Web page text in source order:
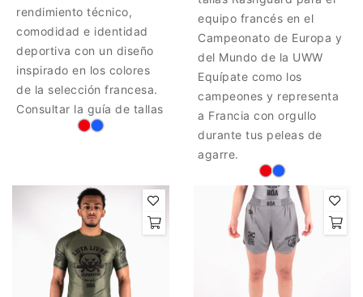
rendimiento técnico,
comodidad e identidad
deportiva con un diseño
inspirado en los colores
de la selección francesa.
Consultar la guía de tallas
equipo francés en el
Campeonato de Europa y
del Mundo de la UWW
Equípate como los
campeones y representa
a Francia con orgullo
durante tus peleas de
agarre.